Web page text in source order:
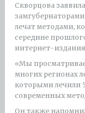
Скворцова
лечат методами,
середине
интернет-издания
«Мы
многих регионах
которыми лечили
современных
Он также